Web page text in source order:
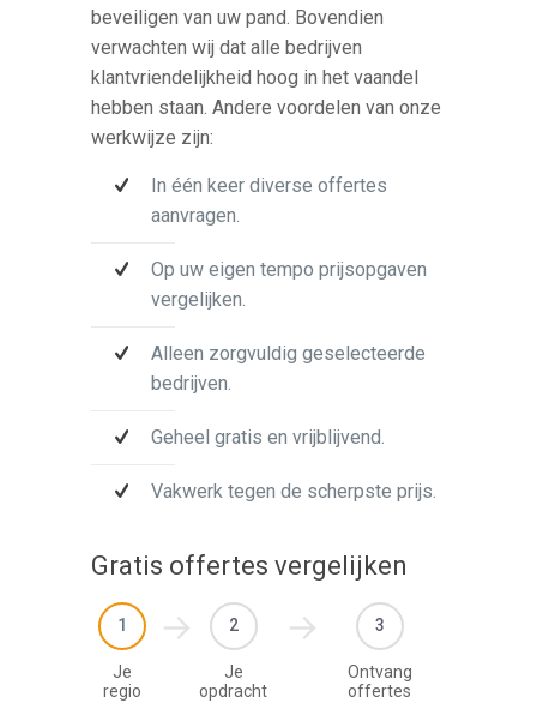
beveiligen van uw pand. Bovendien
verwachten wij dat alle bedrijven
klantvriendelijkheid hoog in het vaandel
hebben staan. Andere voordelen van onze
werkwijze zijn:
In één keer diverse offertes
aanvragen.
Op uw eigen tempo prijsopgaven
vergelijken.
Alleen zorgvuldig geselecteerde
bedrijven.
Geheel gratis en vrijblijvend.
Vakwerk tegen de scherpste prijs.
Gratis offertes vergelijken
1
Je
regio
2
Je
opdracht
3
Ontvang
offertes